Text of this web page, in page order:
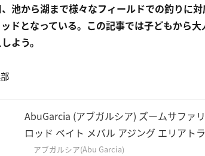
池から湖まで様々なフィールドでの釣りに
ドとなっている。この記事では子どもから
よう。
AbuGarcia (アブガルシア) ズームサファ
ロッド ベイト メバル アジング エリアト
アブガルシア(Abu Garcia)